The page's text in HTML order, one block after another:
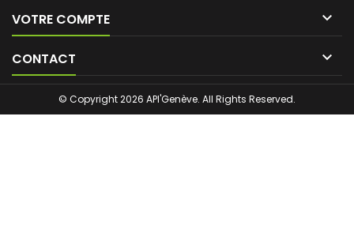
VOTRE COMPTE 
CONTACT 
© Copyright 2026 API'Genève. All Rights Reserved.